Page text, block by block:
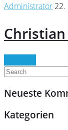
Administrator 22.
Christian
Neueste
Kategorien